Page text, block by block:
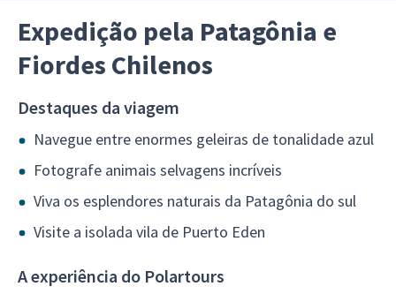
Expedição pela Patagônia e
Fiordes Chilenos
Destaques da viagem
Navegue entre enormes geleiras de tonalidade azul
Fotografe animais selvagens incríveis
Viva os esplendores naturais da Patagônia do sul
Visite a isolada vila de Puerto Eden
A experiência do Polartours